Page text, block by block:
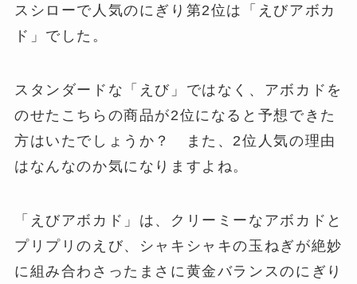
スシローで人気のにぎり第2位は「えびアボカ
ド」でした。
スタンダードな「えび」ではなく、アボカドを
のせたこちらの商品が2位になると予想できた
方はいたでしょうか？ また、2位人気の理由
はなんなのか気になりますよね。
「えびアボカド」は、クリーミーなアボカドと
プリプリのえび、シャキシャキの玉ねぎが絶妙
に組み合わさったまさに黄金バランスのにぎり